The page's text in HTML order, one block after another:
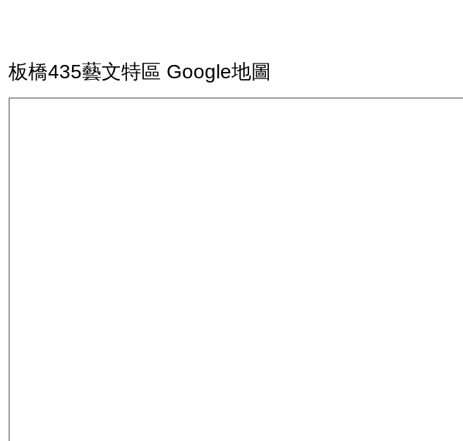
板橋435藝文特區 Google地圖